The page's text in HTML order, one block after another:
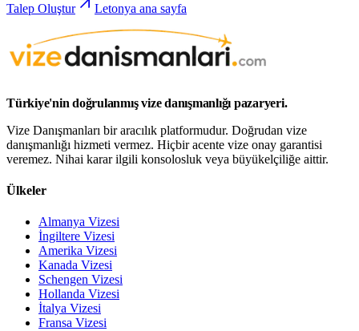
Talep Oluştur Letonya ana sayfa
Türkiye'nin doğrulanmış vize danışmanlığı pazaryeri.
Vize Danışmanları bir aracılık platformudur. Doğrudan vize
danışmanlığı hizmeti vermez. Hiçbir acente vize onay garantisi
veremez. Nihai karar ilgili konsolosluk veya büyükelçiliğe aittir.
Ülkeler
Almanya Vizesi
İngiltere Vizesi
Amerika Vizesi
Kanada Vizesi
Schengen Vizesi
Hollanda Vizesi
İtalya Vizesi
Fransa Vizesi